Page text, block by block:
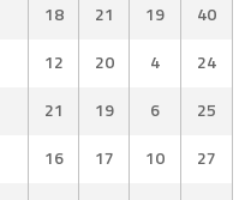
18 21 19
40
12 20 4
24
21 19 6
25
16 17 10
27